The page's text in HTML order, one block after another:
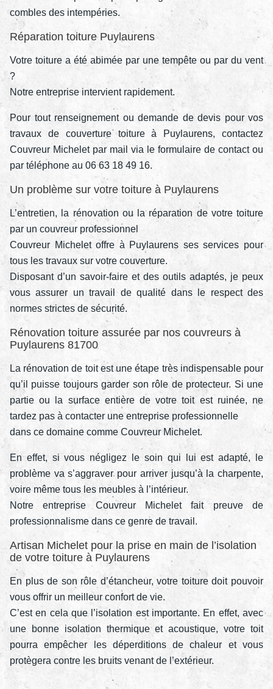
combles des intempéries.
Réparation toiture Puylaurens
Votre toiture a été abimée par une tempête ou par du vent
?
Notre entreprise intervient rapidement.
Pour tout renseignement ou demande de devis pour vos
travaux de couverture toiture à Puylaurens, contactez
Couvreur Michelet par mail via le formulaire de contact ou
par téléphone au 06 63 18 49 16.
Un problème sur votre toiture à Puylaurens
L’entretien, la rénovation ou la réparation de votre toiture
par un couvreur professionnel
Couvreur Michelet offre à Puylaurens ses services pour
tous les travaux sur votre couverture.
Disposant d’un savoir-faire et des outils adaptés, je peux
vous assurer un travail de qualité dans le respect des
normes strictes de sécurité.
Rénovation toiture assurée par nos couvreurs à
Puylaurens 81700
La rénovation de toit est une étape très indispensable pour
qu’il puisse toujours garder son rôle de protecteur. Si une
partie ou la surface entière de votre toit est ruinée, ne
tardez pas à contacter une entreprise professionnelle
dans ce domaine comme Couvreur Michelet.
En effet, si vous négligez le soin qui lui est adapté, le
problème va s’aggraver pour arriver jusqu’à la charpente,
voire même tous les meubles à l’intérieur.
Notre entreprise Couvreur Michelet fait preuve de
professionnalisme dans ce genre de travail.
Artisan Michelet pour la prise en main de l’isolation
de votre toiture à Puylaurens
En plus de son rôle d’étancheur, votre toiture doit pouvoir
vous offrir un meilleur confort de vie.
C’est en cela que l’isolation est importante. En effet, avec
une bonne isolation thermique et acoustique, votre toit
pourra empêcher les déperditions de chaleur et vous
protègera contre les bruits venant de l’extérieur.